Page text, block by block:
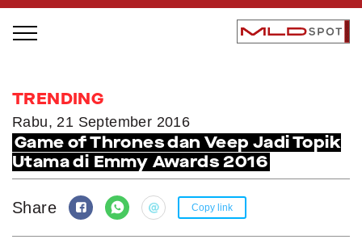
LOCAL GREATNESS
INSPIRING PEOPLE
INSPIRING PRODUCTS
INSPIRING PLACES
INSPIRING COMMUNITIES
TRENDING
Rabu, 21 September 2016
Game of Thrones dan Veep Jadi Topik
Utama di Emmy Awards 2016
Share Copy link